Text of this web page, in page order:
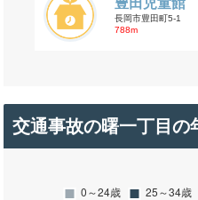
豊田児童館
長岡市豊田町5-1
788m
交通事故の曙一丁目の